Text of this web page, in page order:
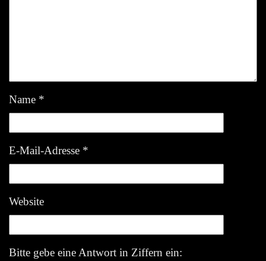
Name *
E-Mail-Adresse *
Website
Bitte gebe eine Antwort in Ziffern ein: